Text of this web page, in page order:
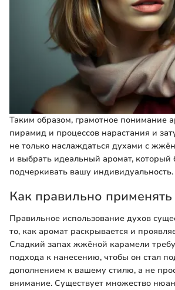
Таким образом, грамотное понимание
пирамид и процессов нарастания и
не только наслаждаться духами с
и выбрать идеальный аромат, который
подчеркивать вашу индивидуальность.
Как правильно применять
Правильное использование духов
то, как аромат раскрывается и
Сладкий запах жжёной карамели
подхода к нанесению, чтобы он стал
дополнением к вашему стилю, а не
внимание. Существует множество